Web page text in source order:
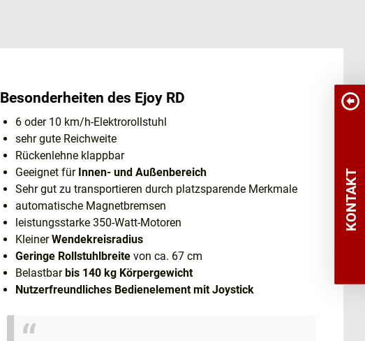
Besonderheiten des Ejoy RD
6 oder 10 km/h-Elektrorollstuhl
sehr gute Reichweite
Rückenlehne klappbar
Geeignet für Innen- und Außenbereich
Sehr gut zu transportieren durch platzsparende Merkmale
automatische Magnetbremsen
leistungsstarke 350-Watt-Motoren
KleinerWendekreisradius
Geringe Rollstuhlbreite von ca. 67 cm
Belastbarbis 140 kg Körpergewicht
Nutzerfreundliches Bedienelement mit Joystick
KONTAKT